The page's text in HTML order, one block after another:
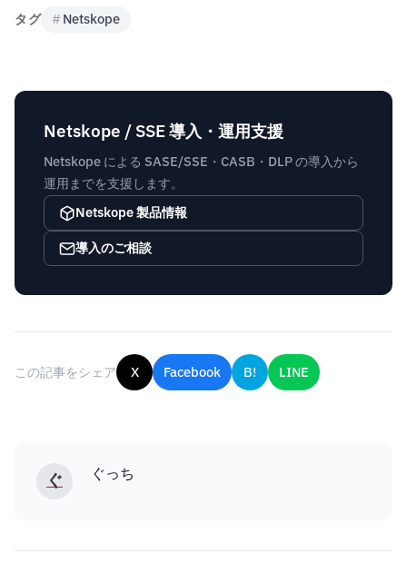
タグ #Netskope
Netskope / SSE 導入・運用支援
Netskope による SASE/SSE・CASB・DLP の導入から
運用までを支援します。
Netskope 製品情報
導入のご相談
この記事をシェア X Facebook B! LINE
ぐ ぐっち